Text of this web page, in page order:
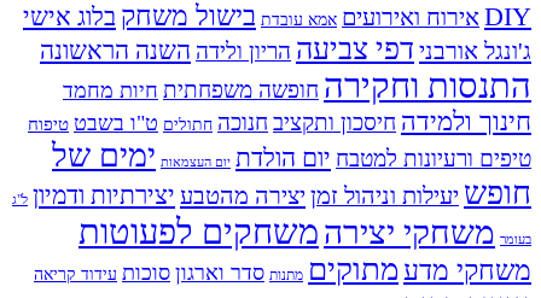
DIYאירוח ואירועים אמא עובדת בישול משחק בלוג אישי
ג'ונגל אורבני דפי צביעה הריון ולידה השנה הראשונה
התנסות וחקירה חופשה משפחתית חיות מחמד
חינוך ולמידה חיסכון ותקציב חנוכה חתולים ט"ו בשבט טיפוח
טיפים ורעיונות למטבח יום הולדת יום העצמאות ימים של
חופש יעילות וניהול זמן יצירה מהטבע יצירתיות ודמיון ל"ג
בעומר משחקי יצירהמשחקים לפעוטות
משחקי מדע מתוקים מתנות סדר וארגון סוכות עידוד קריאה